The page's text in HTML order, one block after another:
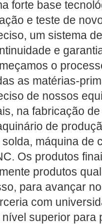
forte base
e teste de
um sistema
e
o
as matérias-
de nossos
na fabricação
de
solda, máquina de
Os produtos
produtos
para avançar
com
nível superior para